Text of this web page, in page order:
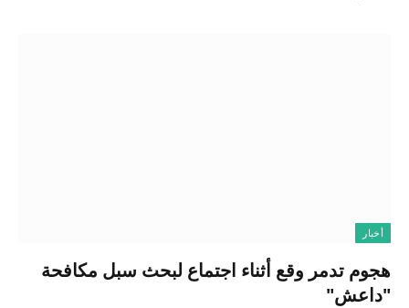
أخبار
هجوم تدمر وقع أثناء اجتماع لبحث سبل مكافحة
"داعش"